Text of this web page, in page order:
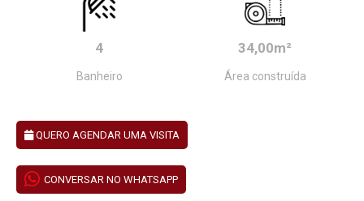
4
Banheiro
34,00m²
Área construída
QUERO AGENDAR UMA VISITA
CONVERSAR NO WHATSAPP